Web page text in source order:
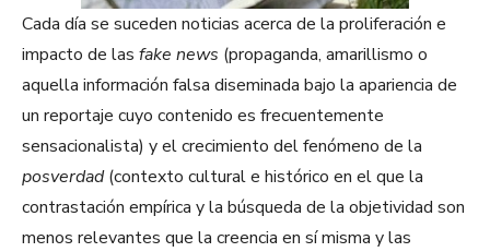
Cada día se suceden noticias acerca de la proliferación e
impacto de las fake news (propaganda, amarillismo o
aquella información falsa diseminada bajo la apariencia de
un reportaje cuyo contenido es frecuentemente
sensacionalista) y el crecimiento del fenómeno de la
posverdad(contexto cultural e histórico en el que la
contrastación empírica y la búsqueda de la objetividad son
menos relevantes que la creencia en sí misma y las